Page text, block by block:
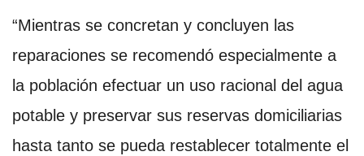
“Mientras se concretan y concluyen las
reparaciones se recomendó especialmente a
la población efectuar un uso racional del agua
potable y preservar sus reservas domiciliarias
hasta tanto se pueda restablecer totalmente el